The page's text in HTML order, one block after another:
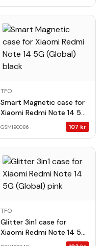
TFO
Smart Magnetic case for
Xiaomi Redmi Note 14 5G
GSM190086 107 kr
TFO
Glitter 3in1 case for
Xiaomi Redmi Note 14 5G